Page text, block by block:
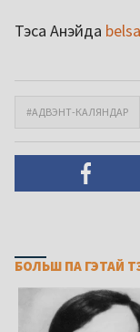
Тэса Анэйда
#АДВЭНТ-КАЛЯНДАР
БОЛЬШ ПА ГЭТАЙ